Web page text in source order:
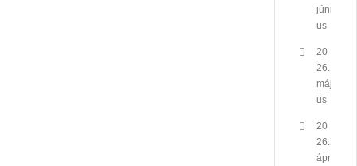
júni
us
20
26.
máj
us
20
26.
ápr